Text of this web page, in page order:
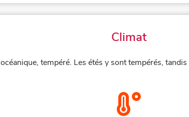
Climat
tempéré. Les étés y sont tempérés,